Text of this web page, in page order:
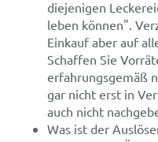
diejenigen
leben können".
Einkauf aber auf
Schaffen Sie
erfahrungsgemäß
gar nicht erst in
auch nicht
Was ist der